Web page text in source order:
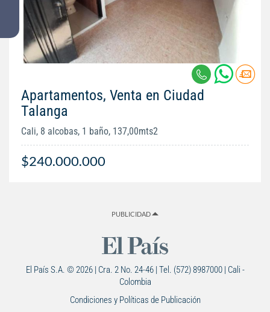
Apartamentos, Venta en Ciudad
Talanga
Cali, 8 alcobas, 1 baño, 137,00mts2
$240.000.000
PUBLICIDAD
El País S.A. © 2026 | Cra. 2 No. 24-46 | Tel. (572) 8987000 | Cali -
Colombia
Condiciones y Políticas de Publicación